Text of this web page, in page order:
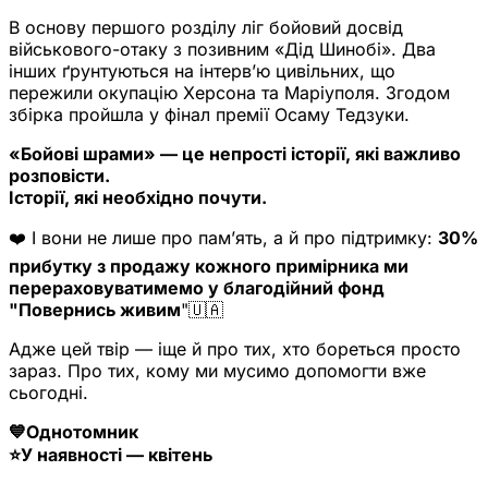
В основу першого розділу ліг бойовий досвід
військового-отаку з позивним «Дід Шинобі». Два
інших ґрунтуються на інтерв’ю цивільних, що
пережили окупацію Херсона та Маріуполя. Згодом
збірка пройшла у фінал премії Осаму Тедзуки.
«Бойові шрами» — це непрості історії, які важливо
розповісти.
Історії, які необхідно почути.
❤️ І вони не лише про пам’ять, а й про підтримку: 30%
прибутку з продажу кожного примірника ми
перераховуватимемо у благодійний фонд
"Повернись живим"🇺🇦
Адже цей твір — іще й про тих, хто бореться просто
зараз. Про тих, кому ми мусимо допомогти вже
сьогодні.
💙Однотомник
⭐️У наявності — квітень